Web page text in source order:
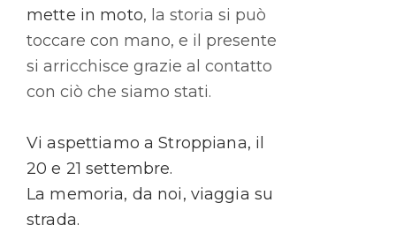
mette in moto, la storia si può
toccare con mano, e il presente
si arricchisce grazie al contatto
con ciò che siamo stati.
Vi aspettiamo a Stroppiana, il
20 e 21 settembre.
La memoria, da noi, viaggia su
strada.